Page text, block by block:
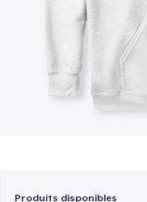
Produits disponibles